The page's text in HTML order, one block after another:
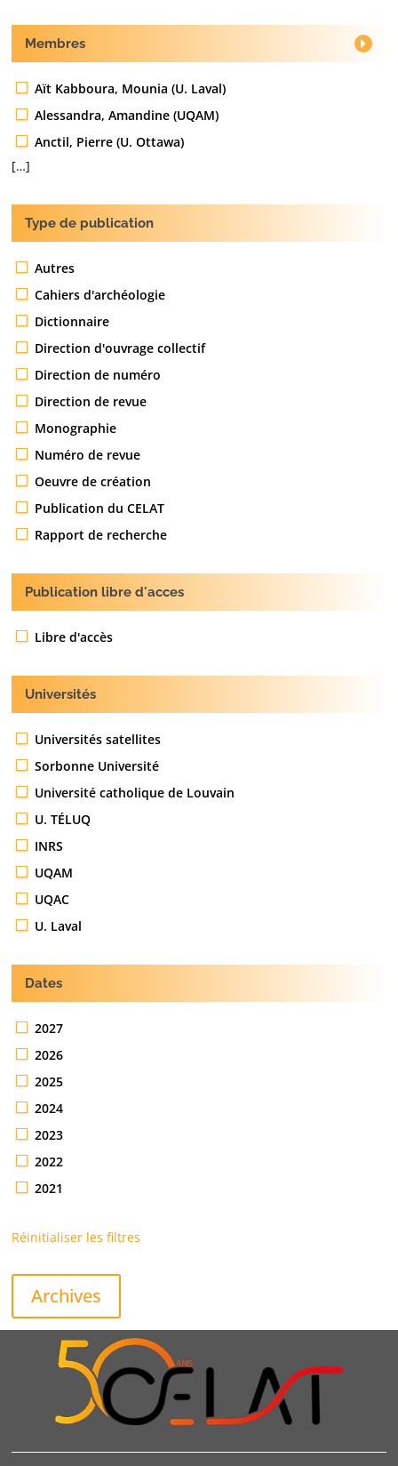
Membres
Aït Kabboura, Mounia (U. Laval)
Alessandra, Amandine (UQAM)
Anctil, Pierre (U. Ottawa)
[…]
Type de publication
Autres
Cahiers d'archéologie
Dictionnaire
Direction d'ouvrage collectif
Direction de numéro
Direction de revue
Monographie
Numéro de revue
Oeuvre de création
Publication du CELAT
Rapport de recherche
Publication libre d'acces
Libre d'accès
Universités
Universités satellites
Sorbonne Université
Université catholique de Louvain
U. TÉLUQ
INRS
UQAM
UQAC
U. Laval
Dates
2027
2026
2025
2024
2023
2022
2021
Réinitialiser les filtres
Archives